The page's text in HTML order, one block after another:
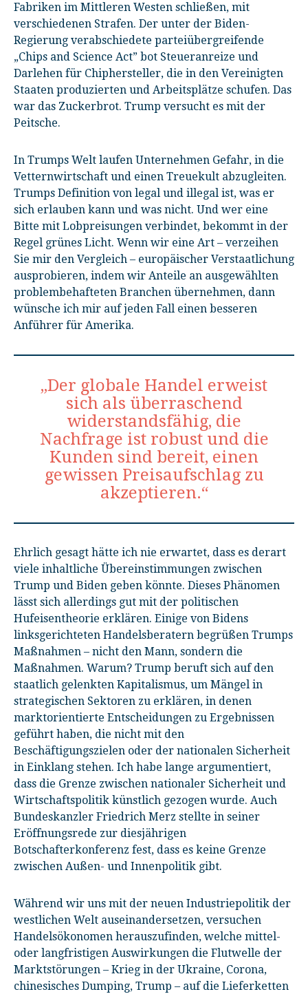
Fabriken im Mittleren Westen schließen, mit
verschiedenen Strafen. Der unter der Biden-
Regierung verabschiedete parteiübergreifende
„Chips and Science Act” bot Steueranreize und
Darlehen für Chiphersteller, die in den Vereinigten
Staaten produzierten und Arbeitsplätze schufen. Das
war das Zuckerbrot. Trump versucht es mit der
Peitsche.
In Trumps Welt laufen Unternehmen Gefahr, in die
Vetternwirtschaft und einen Treuekult abzugleiten.
Trumps Definition von legal und illegal ist, was er
sich erlauben kann und was nicht. Und wer eine
Bitte mit Lobpreisungen verbindet, bekommt in der
Regel grünes Licht. Wenn wir eine Art – verzeihen
Sie mir den Vergleich – europäischer Verstaatlichung
ausprobieren, indem wir Anteile an ausgewählten
problembehafteten Branchen übernehmen, dann
wünsche ich mir auf jeden Fall einen besseren
Anführer für Amerika.
„Der globale Handel erweist
sich als überraschend
widerstandsfähig, die
Nachfrage ist robust und die
Kunden sind bereit, einen
gewissen Preisaufschlag zu
akzeptieren.“
Ehrlich gesagt hätte ich nie erwartet, dass es derart
viele inhaltliche Übereinstimmungen zwischen
Trump und Biden geben könnte. Dieses Phänomen
lässt sich allerdings gut mit der politischen
Hufeisentheorie erklären. Einige von Bidens
linksgerichteten Handelsberatern begrüßen Trumps
Maßnahmen – nicht den Mann, sondern die
Maßnahmen. Warum? Trump beruft sich auf den
staatlich gelenkten Kapitalismus, um Mängel in
strategischen Sektoren zu erklären, in denen
marktorientierte Entscheidungen zu Ergebnissen
geführt haben, die nicht mit den
Beschäftigungszielen oder der nationalen Sicherheit
in Einklang stehen. Ich habe lange argumentiert,
dass die Grenze zwischen nationaler Sicherheit und
Wirtschaftspolitik künstlich gezogen wurde. Auch
Bundeskanzler Friedrich Merz stellte in seiner
Eröffnungsrede zur diesjährigen
Botschafterkonferenz fest, dass es keine Grenze
zwischen Außen- und Innenpolitik gibt.
Während wir uns mit der neuen Industriepolitik der
westlichen Welt auseinandersetzen, versuchen
Handelsökonomen herauszufinden, welche mittel-
oder langfristigen Auswirkungen die Flutwelle der
Marktstörungen – Krieg in der Ukraine, Corona,
chinesisches Dumping, Trump – auf die Lieferketten